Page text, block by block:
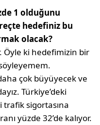
1 oldu­ğunu
hedefiniz bu
olacak?
Öyle ki he­defimizin bir
çok büyüyecek ve
Türkiye’deki
trafik sigortasına
yüzde 32’de kalıyor.